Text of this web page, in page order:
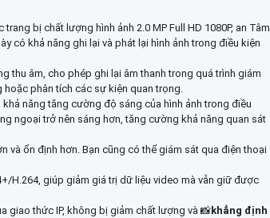
bị chất lượng hình ảnh 2.0 MP Full HD 1080P, an Tâm
có khả năng ghi lại và phát lại hình ảnh trong điều kiện
thu âm, cho phép ghi lại âm thanh trong quá trình giám
phân tích các sự kiện quan trọng.
năng tăng cường độ sáng của hình ảnh trong điều
ngoại trở nên sáng hơn, tăng cường khả năng quan sát
và ổn định hơn. Bạn cũng có thể giám sát qua điện thoại
H.264, giúp giảm giá trị dữ liệu video mà vẫn giữ được
giao thức IP, không bị giảm chất lượng và 📸khẳng định